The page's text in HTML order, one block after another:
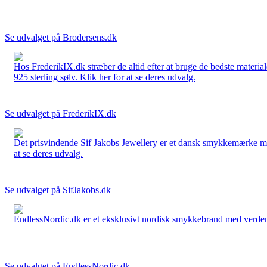
Se udvalget på Brodersens.dk
Hos FrederikIX.dk stræber de altid efter at bruge de bedste
925 sterling sølv. Klik her for at se deres udvalg.
Se udvalget på FrederikIX.dk
Det prisvindende Sif Jakobs Jewellery er et dansk smykkemærke
at se deres udvalg.
Se udvalget på SifJakobs.dk
EndlessNordic.dk er et eksklusivt nordisk smykkebrand med